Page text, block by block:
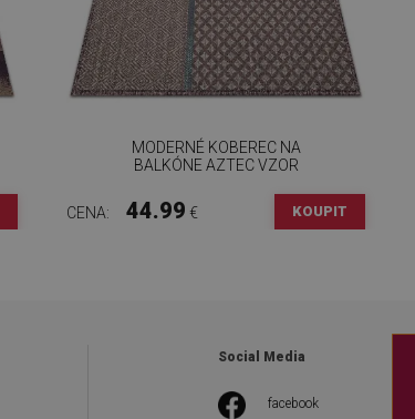
MODERNÉ KOBEREC NA
BALKÓNE AZTEC VZOR
CENA: 44.99 € KOUPIT
Social Media
facebook